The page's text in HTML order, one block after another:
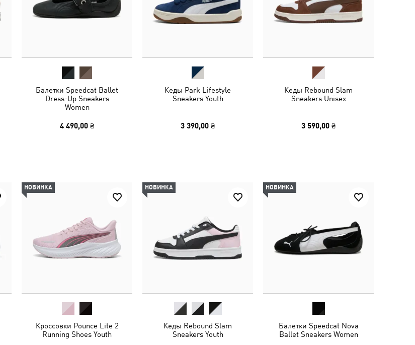
Балетки Speedcat Ballet
Dress-Up Sneakers
Women
4 490,00 ₴
Кеды Park Lifestyle
Sneakers Youth
3 390,00 ₴
Кеды Rebound Slam
Sneakers Unisex
3 590,00 ₴
НОВИНКА
Кроссовки Pounce Lite 2
Running Shoes Youth
НОВИНКА
Кеды Rebound Slam
Sneakers Youth
НОВИНКА
Балетки Speedcat Nova
Ballet Sneakers Women